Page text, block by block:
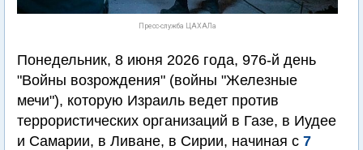
Пресс-служба ЦАХАЛа
Понедельник, 8 июня 2026 года, 976-й день
"Войны возрождения" (войны "Железные
мечи"), которую Израиль ведет против
террористических организаций в Газе, в Иудее
и Самарии, в Ливане, в Сирии, начиная с 7